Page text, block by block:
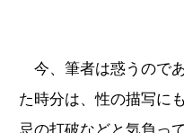
今、筆者は惑うので
た時分は、性の描写に